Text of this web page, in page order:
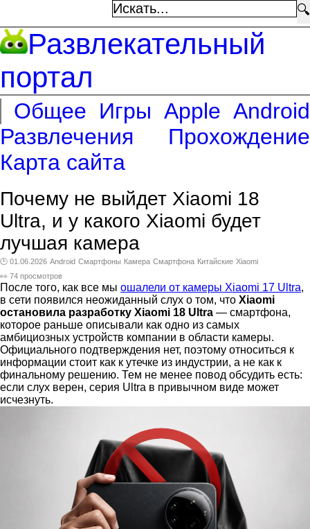
🔍
Развлекательный
портал
Общее Игры Apple Android
Развлечения
Прохождение
Карта сайта
Почему не выйдет Xiaomi 18
Ultra, и у какого Xiaomi будет
лучшая камера
🕑 01.06.2026 Android Смартфоны Камера Смартфона Китайские Xiaomi
👀 74 просмотров
После того, как все мы ошалели от камеры Xiaomi 17 Ultra,
в сети появился неожиданный слух о том, что Xiaomi
остановила разработку Xiaomi 18 Ultra — смартфона,
которое раньше описывали как одно из самых
амбициозных устройств компании в области камеры.
Официального подтверждения нет, поэтому относиться к
информации стоит как к утечке из индустрии, а не как к
финальному решению. Тем не менее повод обсудить есть:
если слух верен, серия Ultra в привычном виде может
исчезнуть.